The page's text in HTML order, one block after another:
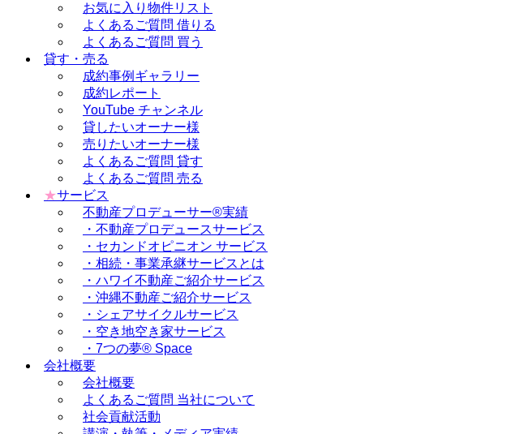
お気に入り物件リスト
よくあるご質問 借りる
よくあるご質問 買う
貸す・売る
成約事例ギャラリー
成約レポート
YouTube チャンネル
貸したいオーナー様
売りたいオーナー様
よくあるご質問 貸す
よくあるご質問 売る
★サービス
不動産プロデューサー®実績
・不動産プロデュースサービス
・セカンドオピニオン サービス
・相続・事業承継サービスとは
・ハワイ不動産ご紹介サービス
・沖縄不動産ご紹介サービス
・シェアサイクルサービス
・空き地空き家サービス
・7つの夢® Space
会社概要
会社概要
よくあるご質問 当社について
社会貢献活動